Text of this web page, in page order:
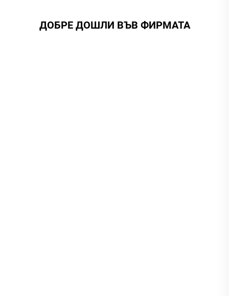
ДОБРЕ ДОШЛИ ВЪВ ФИРМАТА